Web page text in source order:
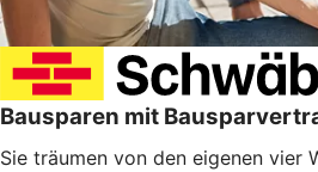
Bausparen mit
Sie träumen von den eigenen vier